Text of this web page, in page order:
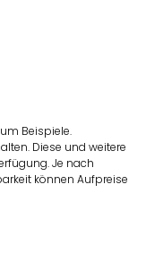
Beispiele.
Diese und weitere
Je nach
können Aufpreise